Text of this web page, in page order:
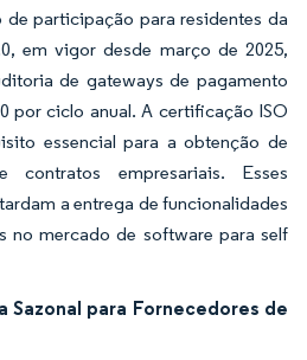
participação para residentes da
em vigor desde março de 2025,
de gateways de pagamento
por ciclo anual. A certificação ISO
essencial para a obtenção de
empresariais. Esses
a entrega de funcionalidades
no mercado de software para self
para Fornecedores de